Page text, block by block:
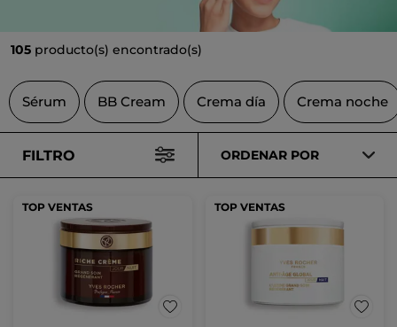
105 producto(s) encontrado(s)
Sérum BB Cream Crema día Crema noche
FILTRO ORDENAR POR
TOP VENTAS TOP VENTAS